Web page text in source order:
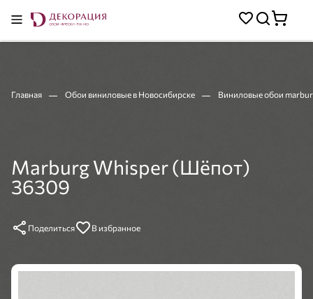
Главная Обои виниловые в Новосибирске Виниловые обои
Marburg Whisper (Шёпот)
36309
Поделиться В избранное